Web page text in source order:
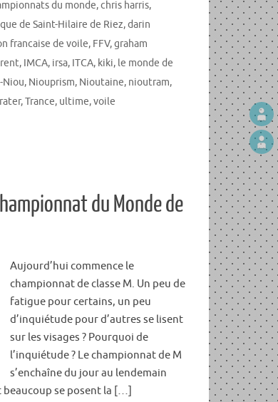
du monde,chris harris,
de Saint-Hilaire de Riez,darin
francaise de voile, FFV,graham
, IMCA, irsa, ITCA, kiki, le monde de
Niou, Niouprism, Nioutaine, nioutram,
,Trance, ultime,voile
du Monde de
Aujourd’hui commence le
championnat de classe M. Un peu de
fatigue pour certains, un peu
d’inquiétude pour d’autres se lisent
sur les visages ? Pourquoi de
l’inquiétude ? Le championnat de M
s’enchaîne du jour au lendemain
beaucoup se posent la […]